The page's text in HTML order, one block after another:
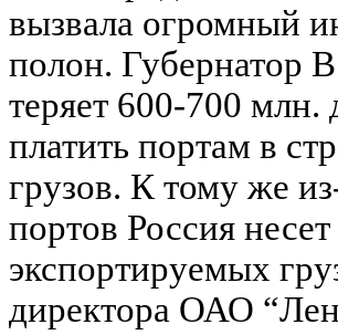
вызвала огромный
полон. Губернатор
теряет 600-700 млн.
платить портам в
грузов. К тому же
портов Россия
экспортируемых
директора ОАО